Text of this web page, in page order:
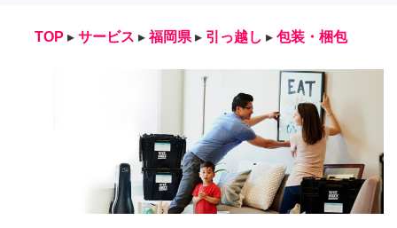
TOP ▸ サービス ▸ 福岡県 ▸ 引っ越し ▸ 包装・梱包